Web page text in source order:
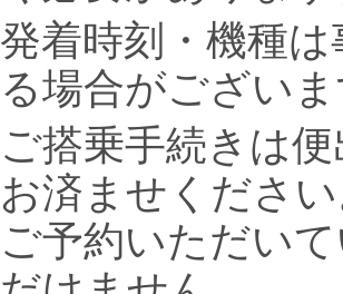
発着時刻・機種
る場合がござい
ご搭乗手続きは
お済ませくださ
ご予約いただい